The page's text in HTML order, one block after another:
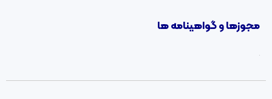
مجوزها و گواهینامه ها